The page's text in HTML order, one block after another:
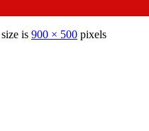
is 900 × 500 pixels